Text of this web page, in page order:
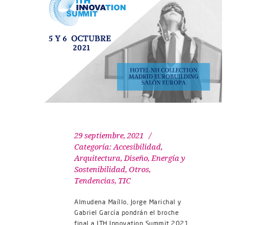
29 septiembre, 2021
Categoría: Accesibilidad,
Arquitectura, Diseño, Energía y
Sostenibilidad, Otros,
Tendencias, TIC
Almudena Maíllo, Jorge Marichal y
Gabriel García pondrán el broche
final a ITH Innovation Summit 2021